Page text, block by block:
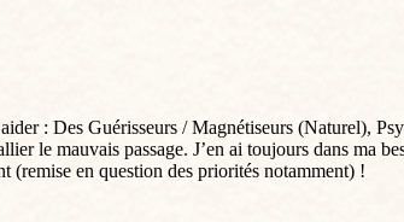
: Des Guérisseurs / Magnétiseurs (Naturel),
le mauvais passage. J’en ai toujours dans ma
(remise en question des priorités notamment) !